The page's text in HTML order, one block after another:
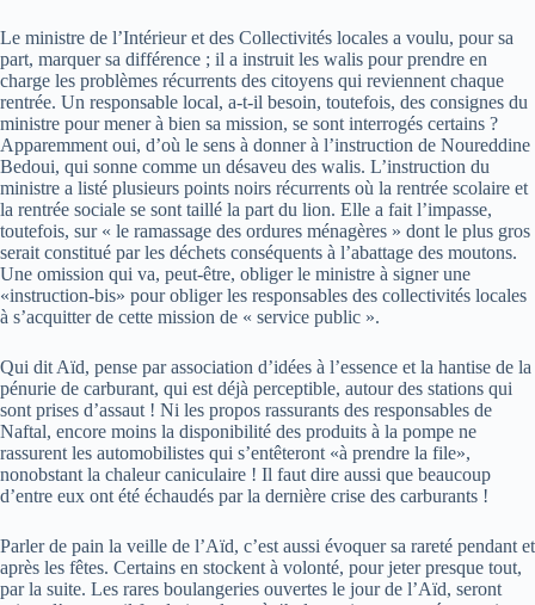
Le ministre de l’Intérieur et des Collectivités locales a voulu, pour sa
part, marquer sa différence ; il a instruit les walis pour prendre en
charge les problèmes récurrents des citoyens qui reviennent chaque
rentrée. Un responsable local, a-t-il besoin, toutefois, des consignes du
ministre pour mener à bien sa mission, se sont interrogés certains ?
Apparemment oui, d’où le sens à donner à l’instruction de Noureddine
Bedoui, qui sonne comme un désaveu des walis. L’instruction du
ministre a listé plusieurs points noirs récurrents où la rentrée scolaire et
la rentrée sociale se sont taillé la part du lion. Elle a fait l’impasse,
toutefois, sur « le ramassage des ordures ménagères » dont le plus gros
serait constitué par les déchets conséquents à l’abattage des moutons.
Une omission qui va, peut-être, obliger le ministre à signer une
«instruction-bis» pour obliger les responsables des collectivités locales
à s’acquitter de cette mission de « service public ».
Qui dit Aïd, pense par association d’idées à l’essence et la hantise de la
pénurie de carburant, qui est déjà perceptible, autour des stations qui
sont prises d’assaut ! Ni les propos rassurants des responsables de
Naftal, encore moins la disponibilité des produits à la pompe ne
rassurent les automobilistes qui s’entêteront «à prendre la file»,
nonobstant la chaleur caniculaire ! Il faut dire aussi que beaucoup
d’entre eux ont été échaudés par la dernière crise des carburants !
Parler de pain la veille de l’Aïd, c’est aussi évoquer sa rareté pendant et
après les fêtes. Certains en stockent à volonté, pour jeter presque tout,
par la suite. Les rares boulangeries ouvertes le jour de l’Aïd, seront